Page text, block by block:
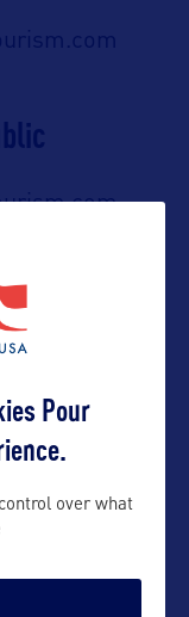
Pour
over what